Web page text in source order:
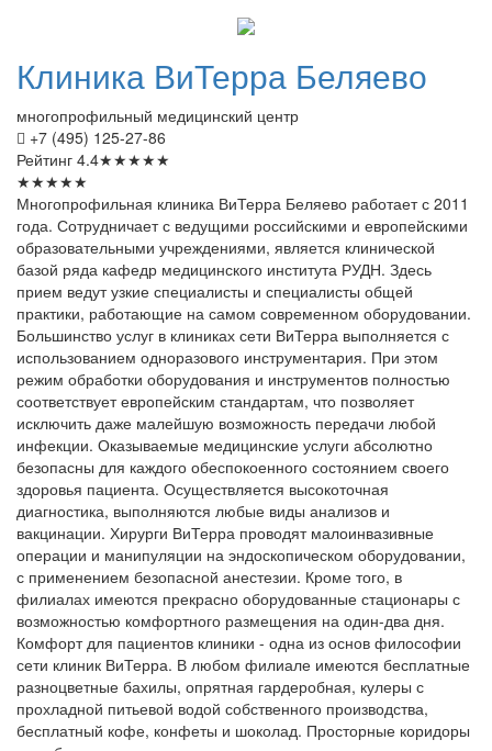
Клиника ВиТерра Беляево
многопрофильный медицинский центр
+7 (495) 125-27-86
Рейтинг 4.4★★★★★
★★★★★
Многопрофильная клиника ВиТерра Беляево работает с 2011
года. Сотрудничает с ведущими российскими и европейскими
образовательными учреждениями, является клинической
базой ряда кафедр медицинского института РУДН. Здесь
прием ведут узкие специалисты и специалисты общей
практики, работающие на самом современном оборудовании.
Большинство услуг в клиниках сети ВиТерра выполняется с
использованием одноразового инструментария. При этом
режим обработки оборудования и инструментов полностью
соответствует европейским стандартам, что позволяет
исключить даже малейшую возможность передачи любой
инфекции. Оказываемые медицинские услуги абсолютно
безопасны для каждого обеспокоенного состоянием своего
здоровья пациента. Осуществляется высокоточная
диагностика, выполняются любые виды анализов и
вакцинации. Хирурги ВиТерра проводят малоинвазивные
операции и манипуляции на эндоскопическом оборудовании,
с применением безопасной анестезии. Кроме того, в
филиалах имеются прекрасно оборудованные стационары с
возможностью комфортного размещения на один-два дня.
Комфорт для пациентов клиники - одна из основ философии
сети клиник ВиТерра. В любом филиале имеются бесплатные
разноцветные бахилы, опрятная гардеробная, кулеры с
прохладной питьевой водой собственного производства,
бесплатный кофе, конфеты и шоколад. Просторные коридоры